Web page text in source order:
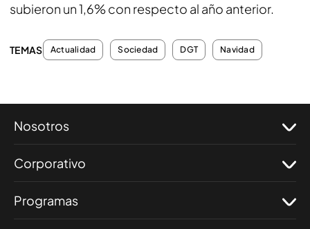
subieron un 1,6% con respecto al año anterior.
TEMAS Actualidad Sociedad DGT Navidad
Nosotros
Corporativo
Programas